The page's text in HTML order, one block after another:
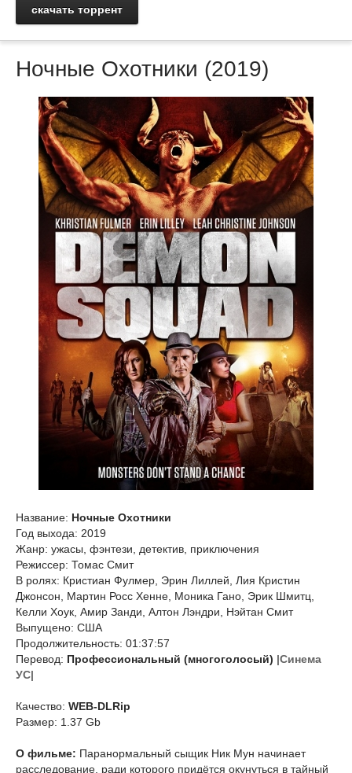
скачать торрент
Ночные Охотники (2019)
Название: Ночные Охотники
Год выхода: 2019
Жанр: ужасы, фэнтези, детектив, приключения
Режиссер: Томас Смит
В ролях: Кристиан Фулмер, Эрин Лиллей, Лия Кристин
Джонсон, Мартин Росс Хенне, Моника Гано, Эрик Шмитц,
Келли Хоук, Амир Занди, Алтон Лэндри, Нэйтан Смит
Выпущено: США
Продолжительность: 01:37:57
Перевод: Профессиональный (многоголосый) |Синема
УС|
Качество: WEB-DLRip
Размер: 1.37 Gb
О фильме: Паранормальный сыщик Ник Мун начинает
расследование, ради которого придётся окунуться в тайный